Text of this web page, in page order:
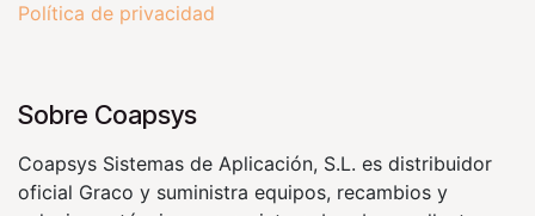
Política de privacidad
Sobre Coapsys
Coapsys Sistemas de Aplicación, S.L. es distribuidor
oficial Graco y suministra equipos, recambios y